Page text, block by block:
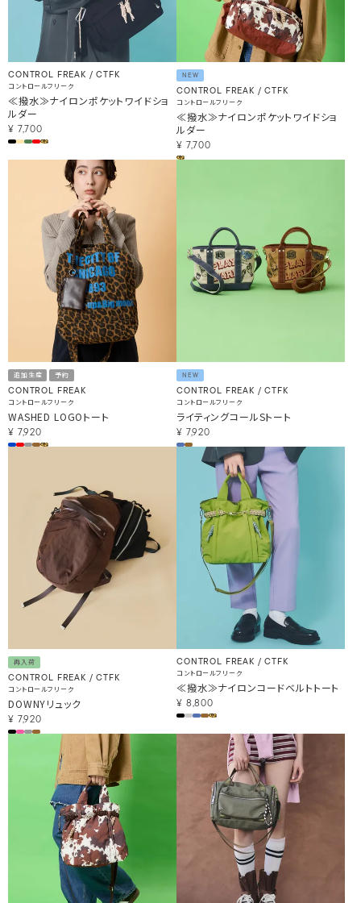
CONTROL FREAK / CTFK
コントロールフリーク
≪撥水≫ナイロンポケットワイドショ
ルダー
¥ 7,700
NEW
CONTROL FREAK / CTFK
コントロールフリーク
≪撥水≫ナイロンポケットワイドショ
ルダー
¥ 7,700
追加生産 予約
CONTROL FREAK
コントロールフリーク
WASHED LOGOトート
¥ 7,920
NEW
CONTROL FREAK / CTFK
コントロールフリーク
ライティングコールSトート
¥ 7,920
再入荷
CONTROL FREAK / CTFK
コントロールフリーク
DOWNYリュック
¥ 7,920
CONTROL FREAK / CTFK
コントロールフリーク
≪撥水≫ナイロンコードベルトトート
¥ 8,800